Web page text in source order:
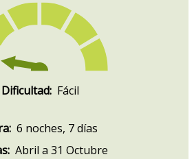
Dificultad: Fácil
6 noches, 7 días
Abril a 31 Octubre